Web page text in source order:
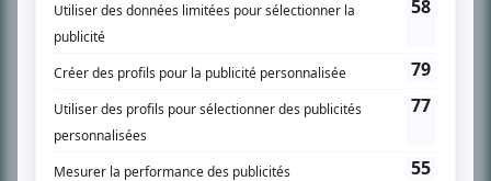
SUR LE RÉSEAU BIZZ MÉDIA